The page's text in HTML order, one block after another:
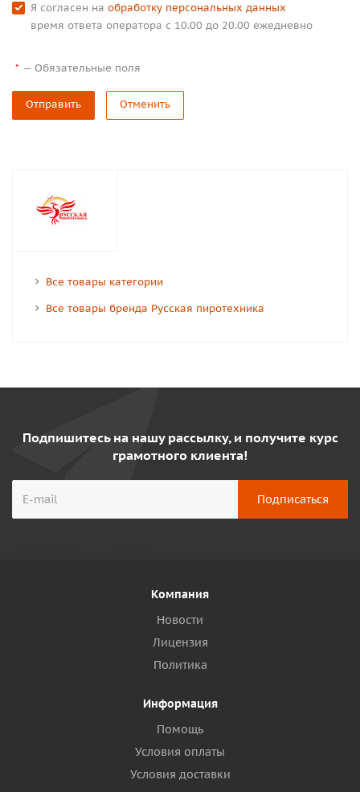
Я согласен на обработку персональных данных
время ответа оператора с 10.00 до 20.00 ежедневно
* — Обязательные поля
Отправить Отменить
Все товары категории
Все товары бренда Русская пиротехника
Подпишитесь на нашу рассылку, и получите курс
грамотного клиента!
Компания
Новости
Лицензия
Политика
Информация
Помощь
Условия оплаты
Условия доставки